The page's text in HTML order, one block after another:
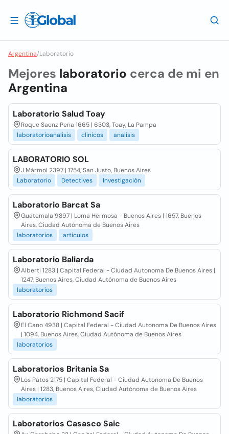
Argentina/Laboratorio
Mejores laboratorio cerca de mi en
Argentina
Laboratorio Salud Toay
Roque Saenz Peña 1665 | 6303, Toay, La Pampa
laboratorioanalisis
clinicos analisis
LABORATORIO SOL
J Mármol 2397 | 1754, San Justo, Buenos Aires
Laboratorio
Detectives Investigación
Laboratorio Barcat Sa
Guatemala 9897 | Loma Hermosa - Buenos Aires | 1657, Buenos
Aires, Ciudad Autónoma de Buenos Aires
laboratorios
articulos
Laboratorio Baliarda
Alberti 1283 | Capital Federal - Ciudad Autonoma De Buenos Aires |
1247, Buenos Aires, Ciudad Autónoma de Buenos Aires
laboratorios
Laboratorio Richmond Sacif
El Cano 4938 | Capital Federal - Ciudad Autonoma De Buenos Aires
| 1094, Buenos Aires, Ciudad Autónoma de Buenos Aires
laboratorios
Laboratorios Britania Sa
Los Patos 2175 | Capital Federal - Ciudad Autonoma De Buenos
Aires | 1283, Buenos Aires, Ciudad Autónoma de Buenos Aires
laboratorios
Laboratorios Casasco Saic